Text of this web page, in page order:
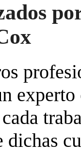
experto